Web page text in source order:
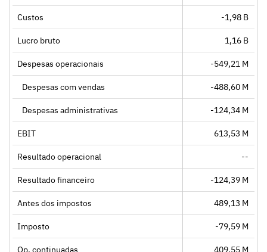
Custos -1,98 B
Lucro bruto 1,16 B
Despesas operacionais -549,21 M
Despesas com vendas -488,60 M
Despesas administrativas -124,34 M
EBIT 613,53 M
Resultado operacional --
Resultado financeiro -124,39 M
Antes dos impostos 489,13 M
Imposto -79,59 M
Op. continuadas 409,55 M